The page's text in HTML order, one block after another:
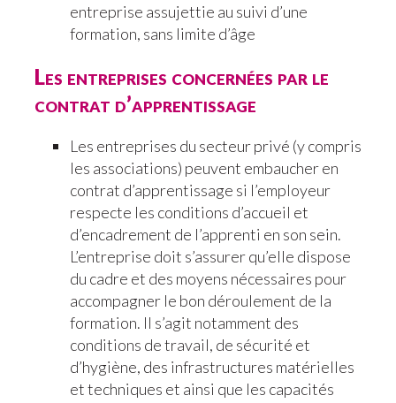
entreprise assujettie au suivi d’une
formation, sans limite d’âge
Les entreprises concernées par le
contrat d’apprentissage
Les entreprises du secteur privé (y compris
les associations) peuvent embaucher en
contrat d’apprentissage si l’employeur
respecte les conditions d’accueil et
d’encadrement de l’apprenti en son sein.
L’entreprise doit s’assurer qu’elle dispose
du cadre et des moyens nécessaires pour
accompagner le bon déroulement de la
formation. Il s’agit notamment des
conditions de travail, de sécurité et
d’hygiène, des infrastructures matérielles
et techniques et ainsi que les capacités